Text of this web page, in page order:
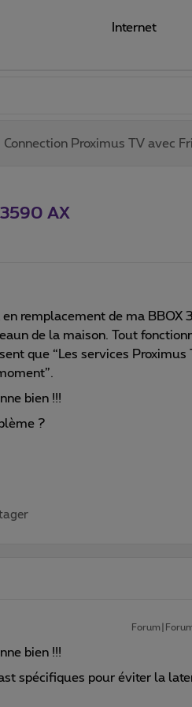
Internet
Connection Proximus TV avec
3590 AX
remplacement de ma BBOX
de la maison. Tout
que “Les services Proximus
bien !!!
?
bien !!!
spécifiques pour éviter la